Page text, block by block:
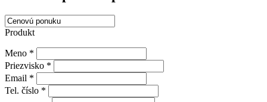
Produkt
Meno *
Priezvisko *
Email *
Tel. číslo *